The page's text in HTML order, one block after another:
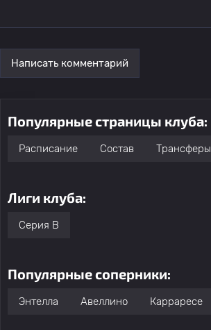
Написать комментарий
Популярные страницы клуба:
Расписание Состав Трансферы
Лиги клуба:
Серия B
Популярные соперники:
Энтелла Авеллино Карраресе